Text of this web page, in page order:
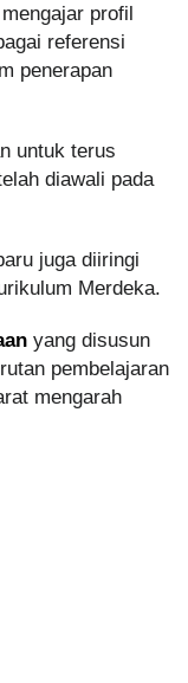
profil
referensi
penerapan
untuk terus
diawali pada
juga diiringi
Merdeka.
yang disusun
pembelajaran
mengarah